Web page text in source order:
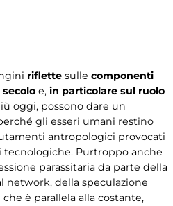
riflette sulle componenti
e, in particolare sul ruolo
oggi, possono dare un
gli esseri umani restino
antropologici provocati
tecnologiche. Purtroppo anche
parassitaria da parte della
network, della speculazione
è parallela alla costante,